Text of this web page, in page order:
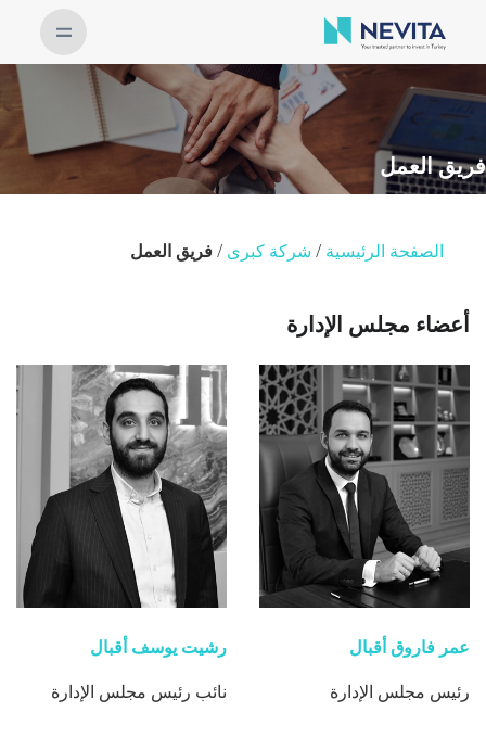
فريق العمل
الصفحة الرئيسية / شركة كبرى /فريق العمل
أعضاء مجلس الإدارة
عمر فاروق أقبال
رئيس مجلس الإدارة
رشيت يوسف أقبال
نائب رئيس مجلس الإدارة